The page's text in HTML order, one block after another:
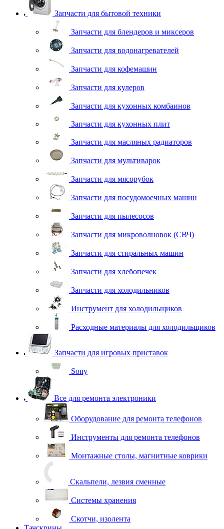
Запчасти для бытовой техники
Запчасти для блендеров и миксеров
Запчасти для водонагревателей
Запчасти для кофемашин
Запчасти для кулеров
Запчасти для кухонных комбаинов
Запчасти для кухонных плит
Запчасти для масляных радиаторов
Запчасти для мультиварок
Запчасти для мясорубок
Запчасти для посудомоечных машин
Запчасти для пылесосов
Запчасти для микроволновок (СВЧ)
Запчасти для стиральных машин
Запчасти для хлебопечек
Запчасти для холодильников
Инструмент для холодильщиков
Расходные материалы для холодильщиков
Запчасти для игровых приставок
Sony
Все для ремонта электроники
Оборудование для ремонта телефонов
Инструменты для ремонта телефонов
Монтажные столы, магнитные коврики
Тачскрины